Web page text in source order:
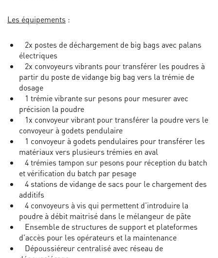
Les équipements :
2x postes de déchargement de big bags avec palans
électriques
2x convoyeurs vibrants pour transférer les poudres à
partir du poste de vidange big bag vers la trémie de
dosage
1 trémie vibrante sur pesons pour mesurer avec
précision la poudre
1x convoyeur vibrant pour transférer la poudre vers le
convoyeur à godets pendulaire
1 convoyeur à godets pendulaires pour transférer les
matériaux vers plusieurs trémies en aval
4 trémies tampon sur pesons pour réception du batch
et vérification du batch par pesage
4 stations de vidange de sacs pour le chargement des
additifs
4 convoyeurs à vis qui permettent d’introduire la
poudre à débit maitrisé dans le mélangeur de pâte
Ensemble de structures de support et plateformes
d'accès pour les opérateurs et la maintenance
Dépoussiéreur centralisé avec réseau de